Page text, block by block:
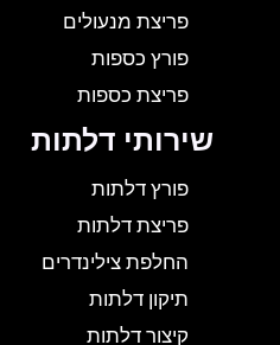
פריצת מנעולים
פורץ כספות
פריצת כספות
שירותי דלתות
פורץ דלתות
פריצת דלתות
החלפת צילינדרים
תיקון דלתות
קיצור דלתות